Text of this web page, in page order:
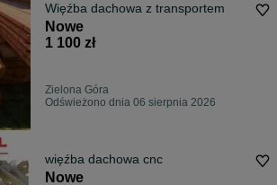
Więźba dachowa z transportem
Nowe
1 100 zł
Zielona Góra
Odświeżono dnia 06 sierpnia 2026
więźba dachowa cnc
Nowe